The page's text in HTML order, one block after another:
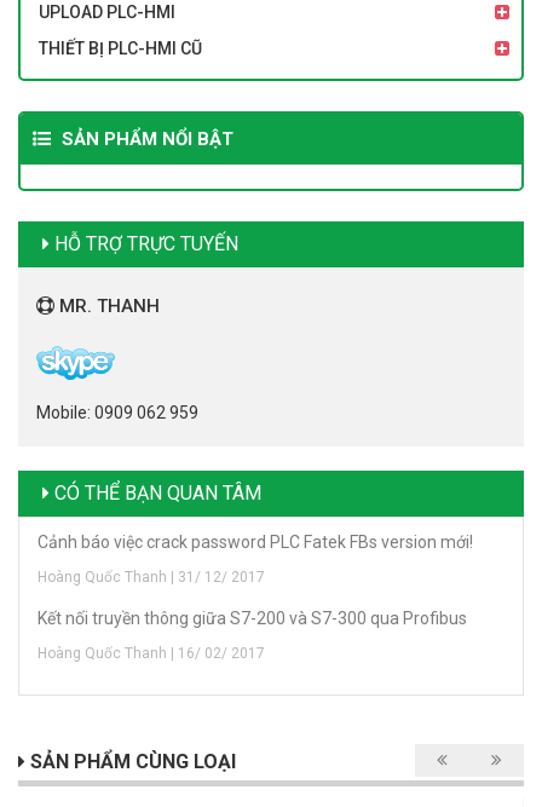
UPLOAD PLC-HMI
THIẾT BỊ PLC-HMI CŨ
SẢN PHẨM NỔI BẬT
HỖ TRỢ TRỰC TUYẾN
MR. THANH
Mobile: 0909 062 959
CÓ THỂ BẠN QUAN TÂM
Cảnh báo việc crack password PLC Fatek FBs version mới!
Hoàng Quốc Thanh | 31/ 12/ 2017
Kết nối truyền thông giữa S7-200 và S7-300 qua Profibus
Hoàng Quốc Thanh | 16/ 02/ 2017
SẢN PHẨM CÙNG LOẠI